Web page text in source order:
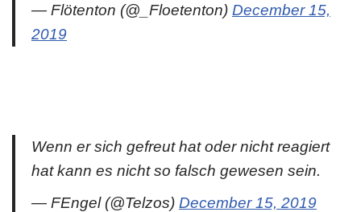
— Flötenton (@_Floetenton) December 15,
2019
Wenn er sich gefreut hat oder nicht reagiert
hat kann es nicht so falsch gewesen sein.
— FEngel (@Telzos) December 15, 2019